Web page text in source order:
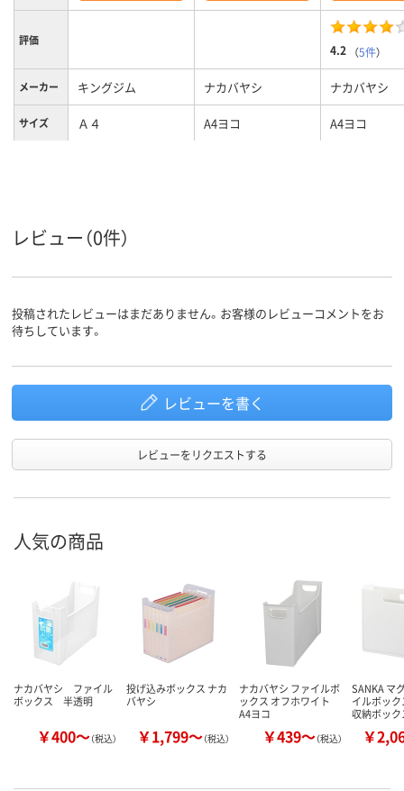
評価
4.2 （5件）
メーカー キングジム ナカバヤシ ナカバヤシ
サイズ Ａ４ A4ヨコ A4ヨコ
向き ヨコ
レビュー（0件）
投稿されたレビューはまだありません。お客様のレビューコメントをお
待ちしています。
レビューを書く
レビューをリクエストする
人気の商品
ナカバヤシ ファイル
ボックス 半透明
￥400～（税込）
投げ込みボックス ナカ
バヤシ
￥1,799～（税込）
ナカバヤシ ファイルボ
ックス オフホワイト
A4ヨコ
￥439～（税込）
SANKA マ
イルボッ
収納ボッ
￥